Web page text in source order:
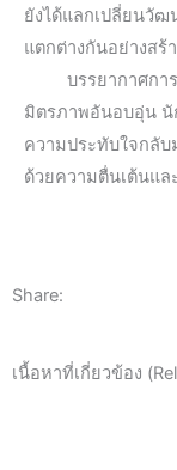
ยังได้แลกเปลี่ยนวั
แตกต่างกันอย่างสร้
บรรยากาศการเ
มิตรภาพอันอบอุ่น นั
ความประทับใจกลั
ด้วยความตื่นเต้นแ
Share:
เนื้อหาที่เกี่ยวข้อง